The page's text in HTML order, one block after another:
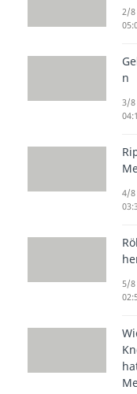
2/8
n
3/8
4/8
5/8